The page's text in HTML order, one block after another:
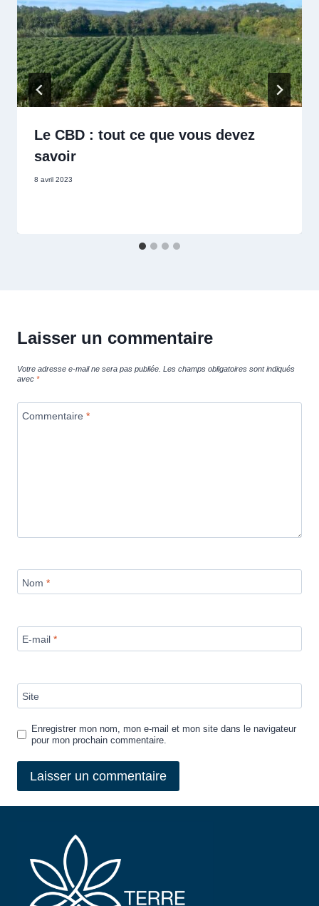
Le CBD : tout ce que vous devez
savoir
8 avril 2023
Laisser un commentaire
Votre adresse e-mail ne sera pas publiée. Les champs obligatoires sont indiqués
avec *
Commentaire *
Nom *
E-mail *
Site
Enregistrer mon nom, mon e-mail et mon site dans le navigateur
pour mon prochain commentaire.